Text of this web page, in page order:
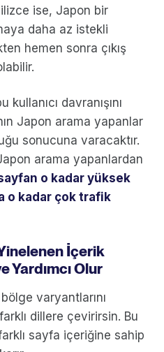
ise, Japon bir
daha az istekli
hemen sonra çıkış
davranışını
Japon arama yapanlar
sonucuna varacaktır.
arama yapanlardan
o kadar yüksek
o kadar çok trafik
İçerik
Yardımcı Olur
varyantlarını
dillere çevirirsin. Bu
sayfa içeriğine sahip